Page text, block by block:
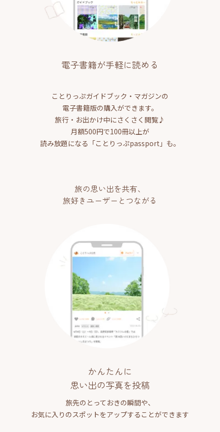
電子書籍が手軽に読める
ことりっぷガイドブック・マガジンの
電子書籍版の購入ができます。
旅行・お出かけ中にさくさく閲覧♪
月額500円で100冊以上が
読み放題になる「ことりっぷpassport」も。
旅の思い出を共有、
旅好きユーザーとつながる
かんたんに
思い出の写真を投稿
旅先のとっておきの瞬間や、
お気に入りのスポットをアップすることができます